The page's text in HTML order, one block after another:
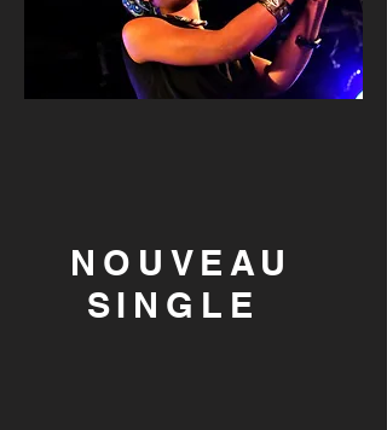
NOUVEAU
SINGLE